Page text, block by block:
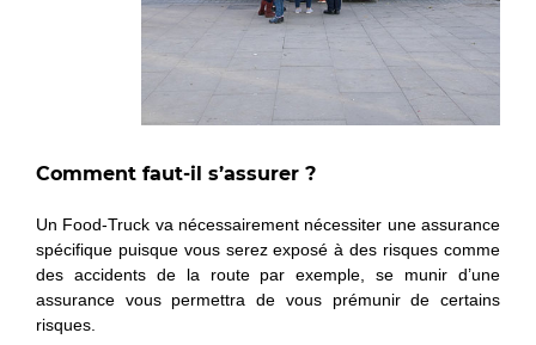
Comment faut-il s’assurer ?
Un Food-Truck va nécessairement nécessiter une assurance
spécifique puisque vous serez exposé à des risques comme
des accidents de la route par exemple, se munir d’une
assurance vous permettra de vous prémunir de certains
risques.